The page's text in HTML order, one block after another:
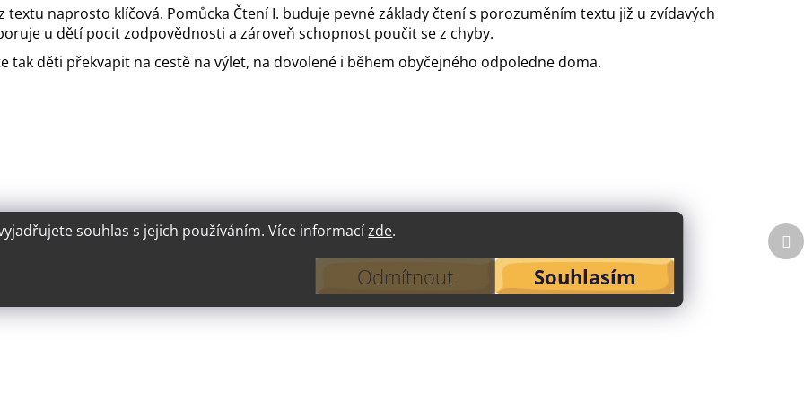
souhlas s jejich používáním. Více informacízde.
Odmítnout Souhlasím
naprosto klíčová. Pomůcka Čtení I. buduje pevné základy čtení s porozuměním textu již u zvídavých
u dětí pocit zodpovědnosti a zároveň schopnost poučit se z chyby.
tak děti překvapit na cestě na výlet, na dovolené i během obyčejného odpoledne doma.